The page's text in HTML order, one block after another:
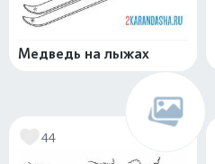
Медведь на лыжах
44